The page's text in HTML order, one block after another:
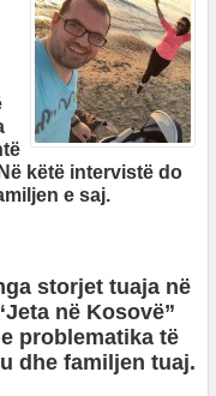
këtë intervistë do
e saj.
storjet tuaja në
në Kosovë”
problematika të
dhe familjen tuaj.